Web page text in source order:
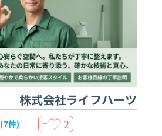
株式会社ライフハーツ
(7件) ＋ 2